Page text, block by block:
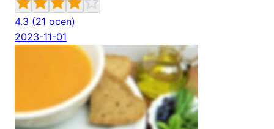
4.3 (21 ocen)
2023-11-01